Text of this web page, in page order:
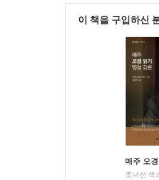
이 책을 구입하신
매주 오
조너선 색